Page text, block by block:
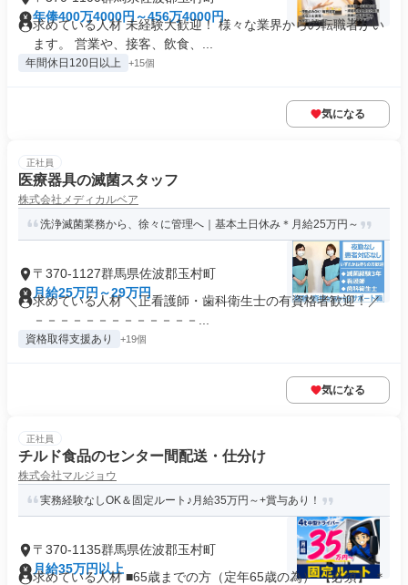
年俸400万4000円～456万4000円
求めている人材 未経験大歓迎！ 様々な業界からの転職者がい
ます。 営業や、接客、飲食、...
年間休日120日以上 +15個
気になる
正社員
医療器具の滅菌スタッフ
株式会社メディカルベア
洗浄滅菌業務から、徐々に管理へ｜基本土日休み＊月給25万円～
〒370-1127群馬県佐波郡玉村町
月給25万円～29万円
求めている人材 ＼正看護師・歯科衛生士の有資格者歓迎！／
－－－－－－－－－－－－－...
資格取得支援あり +19個
気になる
正社員
チルド食品のセンター間配送・仕分け
株式会社マルジョウ
実務経験なしOK＆固定ルート♪月給35万円～+賞与あり！
〒370-1135群馬県佐波郡玉村町
月給35万円以上
求めている人材 ■65歳までの方（定年65歳の為） 【必須】 ＊